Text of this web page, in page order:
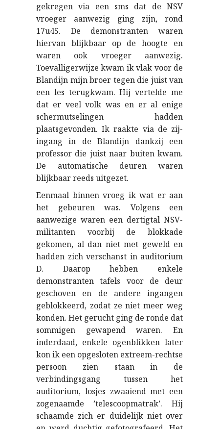
gekregen via een sms dat de NSV
vroeger aanwezig ging zijn, rond
17u45. De demonstranten waren
hiervan blijkbaar op de hoogte en
waren ook vroeger aanwezig.
Toevalligerwijze kwam ik vlak voor de
Blandijn mijn broer tegen die juist van
een les terugkwam. Hij vertelde me
dat er veel volk was en er al enige
schermutselingen hadden
plaatsgevonden. Ik raakte via de zij-
ingang in de Blandijn dankzij een
professor die juist naar buiten kwam.
De automatische deuren waren
blijkbaar reeds uitgezet.
Eenmaal binnen vroeg ik wat er aan
het gebeuren was. Volgens een
aanwezige waren een dertigtal NSV-
militanten voorbij de blokkade
gekomen, al dan niet met geweld en
hadden zich verschanst in auditorium
D. Daarop hebben enkele
demonstranten tafels voor de deur
geschoven en de andere ingangen
geblokkeerd, zodat ze niet meer weg
konden. Het gerucht ging de ronde dat
sommigen gewapend waren. En
inderdaad, enkele ogenblikken later
kon ik een opgesloten extreem-rechtse
persoon zien staan in de
verbindingsgang tussen het
auditorium, losjes zwaaiend met een
zogenaamde ’telescoopmatrak’. Hij
schaamde zich er duidelijk niet over